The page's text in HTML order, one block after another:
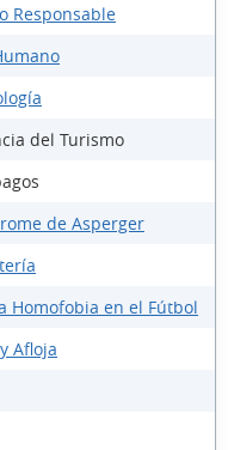
Responsable
del Turismo
de Asperger
Homofobia en el Fútbol
Afloja